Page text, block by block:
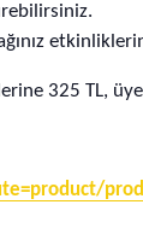
325 TL, üye